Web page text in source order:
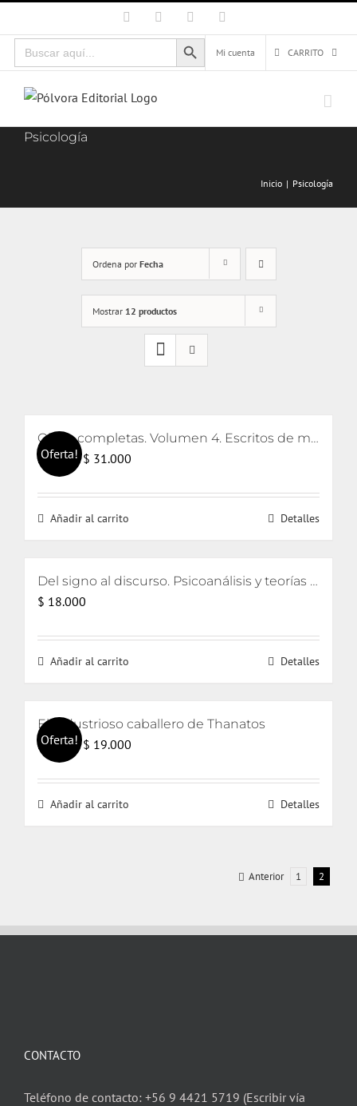
al
contenido
Facebook Instagram
Buscar:
Botón de búsqueda
Mi cuenta
CARRITO
Psicología
Inicio Psicología
Ordena por Fecha
Mostrar 12 productos
Oferta!
Obras completas. Volumen 4. Escritos de metapsicología y clínica de la regresión y sostenimiento e interpretación
$32.000
El
original
era:
$ 31.000
actual
Añadir al carrito Detalles
Del signo al discurso. Psicoanálisis y teorías del lenguaje
$ 18.000
Añadir al carrito Detalles
Oferta!
El industrioso caballero de Thanatos
$20.000
El
original
era:
$ 19.000
actual
Añadir al carrito Detalles
Anterior 1 2
CONTACTO
Teléfono de contacto: +56 9 4421 5719 (Escribir vía